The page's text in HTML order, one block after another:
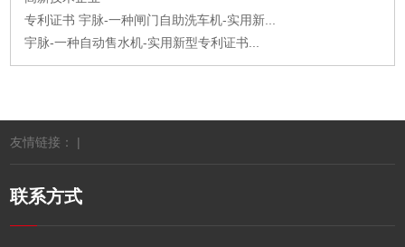
专利证书 宇脉-一种闸门自助洗车机-实用新...
宇脉-一种自动售水机-实用新型专利证书...
友情链接： |
联系方式